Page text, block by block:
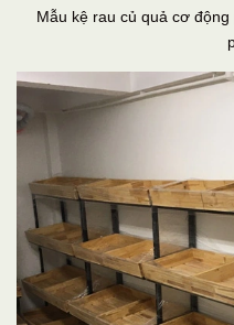
Mẫu kệ rau củ quả cơ